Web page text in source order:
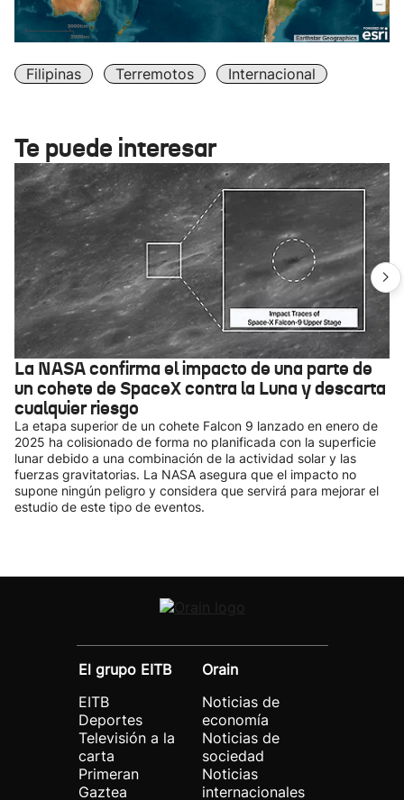
Filipinas Terremotos Internacional
Te puede interesar
La NASA confirma el impacto de una parte de
un cohete de SpaceX contra la Luna y descarta
cualquier riesgo
La etapa superior de un cohete Falcon 9 lanzado en enero de
2025 ha colisionado de forma no planificada con la superficie
lunar debido a una combinación de la actividad solar y las
fuerzas gravitatorias. La NASA asegura que el impacto no
supone ningún peligro y considera que servirá para mejorar el
estudio de este tipo de eventos.
El grupo EITB
EITB
Deportes
Televisión a la
carta
Primeran
Gaztea
Orain
Noticias de
economía
Noticias de
sociedad
Noticias
internacionales